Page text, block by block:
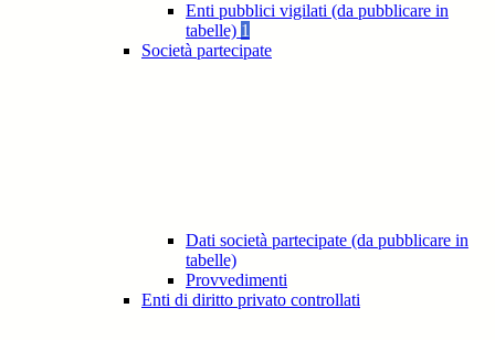
Enti pubblici vigilati (da pubblicare in
tabelle) 1
Società partecipate
Dati società partecipate (da pubblicare in
tabelle)
Provvedimenti
Enti di diritto privato controllati